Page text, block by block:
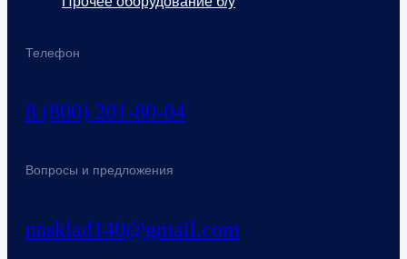
Телефон
8 (800) 201-80-04
Вопросы и предложения
nasklad140@gmail.com